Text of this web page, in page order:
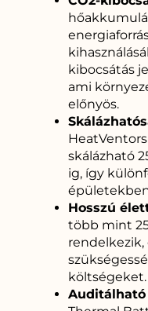
kibocsátás
ami
előnyös.
skálázható
ig, így
Hosszú
több mint
költségeket.
Auditálható